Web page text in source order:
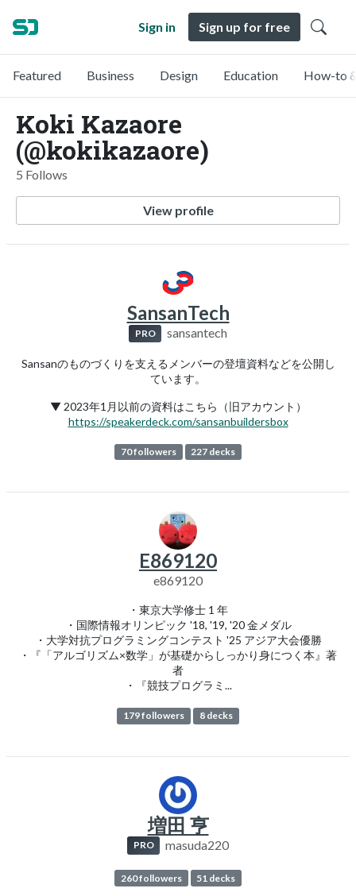
Sign in Sign up for free
Featured Business Design Education How-to
Koki Kazaore
(@kokikazaore)
5 Follows
View profile
SansanTech
PRO sansantech
Sansanのものづくりを支えるメンバーの登壇資料などを公開し
ています。
▼ 2023年1月以前の資料はこちら（旧アカウント）
https://speakerdeck.com/sansanbuildersbox
70 followers 227 decks
E869120
e869120
・東京大学修士 1 年
・国際情報オリンピック '18, '19, '20 金メダル
・大学対抗プログラミングコンテスト '25 アジア大会優勝
・『「アルゴリズム×数学」が基礎からしっかり身につく本』著
者
・『競技プログラミ...
179 followers 8 decks
増田 亨
PRO masuda220
260 followers 51 decks